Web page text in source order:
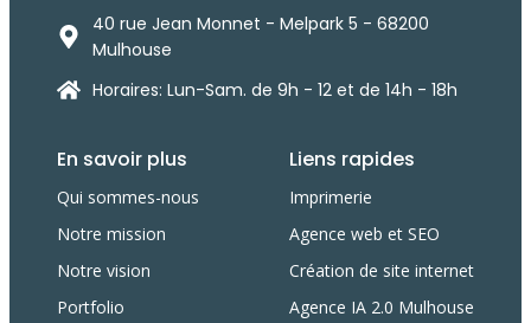
40 rue Jean Monnet - Melpark 5 - 68200
Mulhouse
Horaires: Lun-Sam. de 9h - 12 et de 14h - 18h
En savoir plus
Qui sommes-nous
Notre mission
Notre vision
Portfolio
Liens rapides
Imprimerie
Agence web et SEO
Création de site internet
Agence IA 2.0 Mulhouse